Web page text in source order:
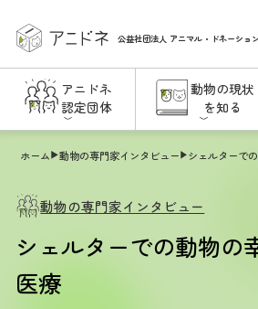
公益社団法人 アニマル・ドネーション
アニドネ
認定団体
動物の現状
を知る
ホーム 動物の専門家インタビュー シェルターで
動物の専門家インタビュー
シェルターでの動物の
医療